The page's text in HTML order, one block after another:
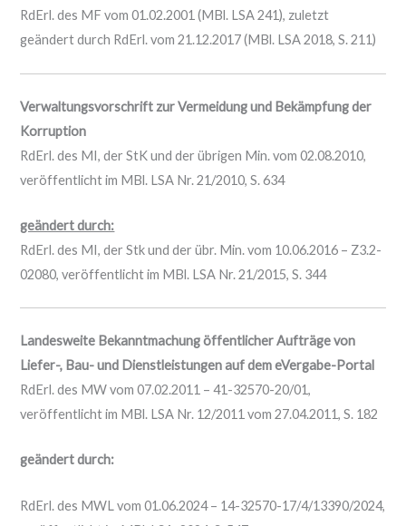
RdErl. des MF vom 01.02.2001 (MBl. LSA 241), zuletzt
geändert durch RdErl. vom 21.12.2017 (MBl. LSA 2018, S. 211)
Verwaltungsvorschrift zur Vermeidung und Bekämpfung der
Korruption
RdErl. des MI, der StK und der übrigen Min. vom 02.08.2010,
veröffentlicht im MBl. LSA Nr. 21/2010, S. 634
geändert durch:
RdErl. des MI, der Stk und der übr. Min. vom 10.06.2016 – Z3.2-
02080, veröffentlicht im MBl. LSA Nr. 21/2015, S. 344
Landesweite Bekanntmachung öffentlicher Aufträge von
Liefer-, Bau- und Dienstleistungen auf dem eVergabe-Portal
RdErl. des MW vom 07.02.2011 – 41-32570-20/01,
veröffentlicht im MBl. LSA Nr. 12/2011 vom 27.04.2011, S. 182
geändert durch:
RdErl. des MWL vom 01.06.2024 – 14-32570-17/4/13390/2024,